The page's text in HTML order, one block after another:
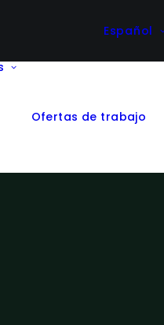
Español
Ofertas de trabajo